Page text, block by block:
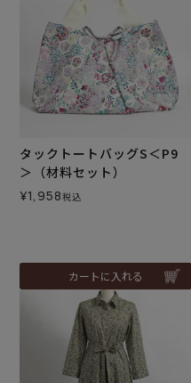
タックトートバッグS＜P9
＞（材料セット）
¥1,958税込
カートに入れる